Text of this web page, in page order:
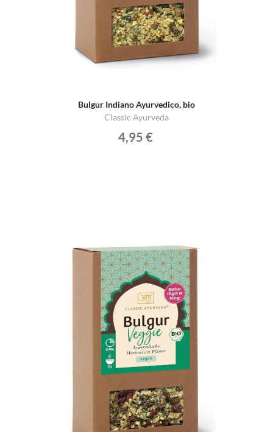
Bulgur Indiano Ayurvedico, bio
Classic Ayurveda
4,95 €